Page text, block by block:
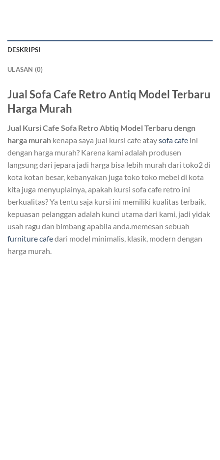
DESKRIPSI
ULASAN (0)
Jual Sofa Cafe Retro Antiq Model Terbaru
Harga Murah
Jual Kursi Cafe Sofa Retro Abtiq Model Terbaru dengn
harga murah kenapa saya jual kursi cafe ataysofa cafe ini
dengan harga murah? Karena kami adalah produsen
langsung dari jepara jadi harga bisa lebih murah dari toko2 di
kota kotan besar, kebanyakan juga toko toko mebel di kota
kita juga menyuplainya, apakah kursi sofa cafe retro ini
berkualitas? Ya tentu saja kursi ini memiliki kualitas terbaik,
kepuasan pelanggan adalah kunci utama dari kami, jadi yidak
usah ragu dan bimbang apabila anda.memesan sebuah
furniture cafedari model minimalis, klasik, modern dengan
harga murah.